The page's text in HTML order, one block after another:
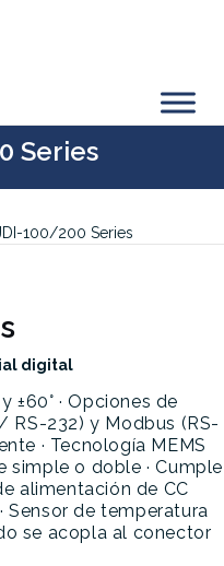
Series
100/200 Series
digital
y ±60° · Opciones de
RS-232) y Modbus (RS-
· Tecnología MEMS
simple o doble · Cumple
alimentación de CC
· Sensor de temperatura
se acopla al conector